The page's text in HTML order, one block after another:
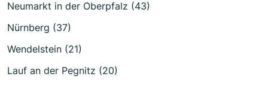
Neumarkt in der Oberpfalz (43)
Nürnberg (37)
Wendelstein (21)
Lauf an der Pegnitz (20)